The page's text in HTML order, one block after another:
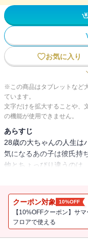
お気に入り
※この商品はタブレットなど
ています。
文字だけを拡大することや、
の機能が使用できません。
あらすじ
28歳の大ちゃんの人生は
気になるあの子は彼氏持
他とちょっぴり違うのは
人間をそそのかしたり悪
関西弁オカンな悪魔とフ
常。
クーポン対象 10%OFF
【10%OFFクーポン】サ
フロアで使える